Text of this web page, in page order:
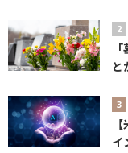
と
イ